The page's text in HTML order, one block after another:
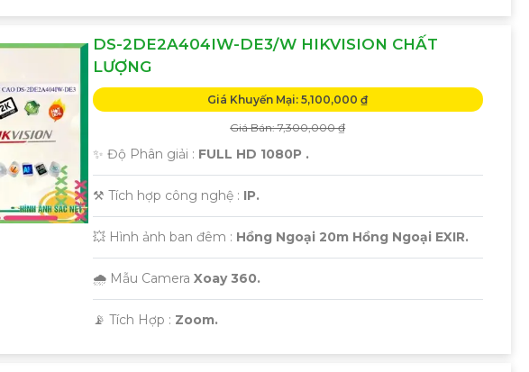
DS-2DE2A404IW-DE3/W HIKVISION CHẤT
LƯỢNG
Giá Khuyến Mại: 5,100,000 ₫
Giá Bán: 7,300,000 ₫
✨ Độ Phân giải : FULL HD 1080P .
⚒ Tích hợp công nghệ : IP.
💥 Hình ảnh ban đêm : Hồng Ngoại 20m Hồng Ngoại EXIR.
🌧️ Mẫu Camera Xoay 360.
️📡 Tích Hợp : Zoom.